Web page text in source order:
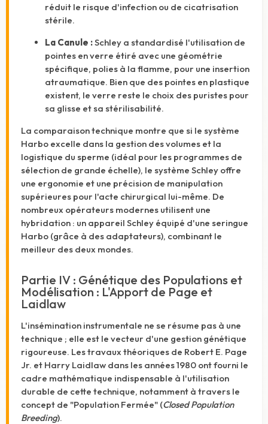
réduit le risque d'infection ou de cicatrisation
stérile.
La Canule :Schley a standardisé l'utilisation de
pointes en verre étiré avec une géométrie
spécifique, polies à la flamme, pour une insertion
atraumatique. Bien que des pointes en plastique
existent, le verre reste le choix des puristes pour
sa glisse et sa stérilisabilité.
La comparaison technique montre que si le système
Harbo excelle dans la gestion des volumes et la
logistique du sperme (idéal pour les programmes de
sélection de grande échelle), le système Schley offre
une ergonomie et une précision de manipulation
supérieures pour l'acte chirurgical lui-même. De
nombreux opérateurs modernes utilisent une
hybridation : un appareil Schley équipé d'une seringue
Harbo (grâce à des adaptateurs), combinant le
meilleur des deux mondes.
Partie IV : Génétique des Populations et
Modélisation : L'Apport de Page et
Laidlaw
L'insémination instrumentale ne se résume pas à une
technique ; elle est le vecteur d'une gestion génétique
rigoureuse. Les travaux théoriques de Robert E. Page
Jr. et Harry Laidlaw dans les années 1980 ont fourni le
cadre mathématique indispensable à l'utilisation
durable de cette technique, notamment à travers le
concept de "Population Fermée" (Closed Population
Breeding).